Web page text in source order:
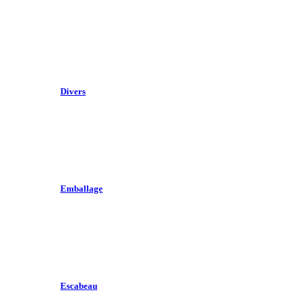
Divers
Emballage
Escabeau